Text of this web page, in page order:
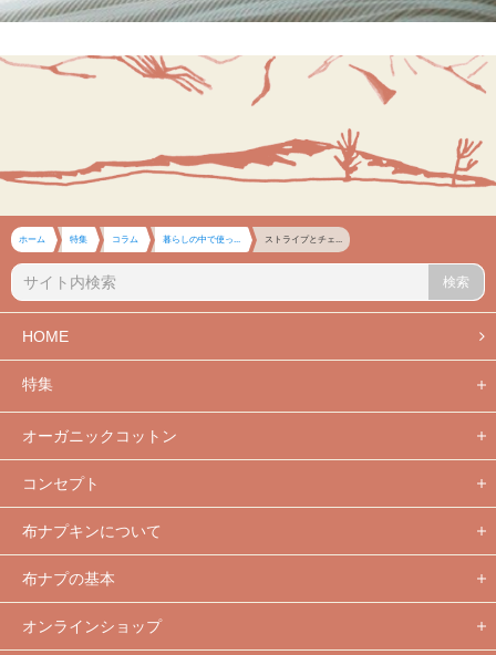
ホーム 特集 コラム 暮らしの中で使っ... ストライプとチェ...
検索
HOME
特集
オーガニックコットン
コンセプト
布ナプキンについて
布ナプの基本
オンラインショップ